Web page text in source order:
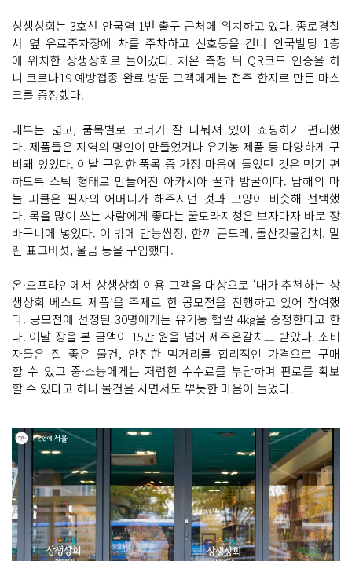
상생상회는 3호선 안국역 1번 출구 근처에 위치하고 있다. 종로경찰
서 옆 유료주차장에 차를 주차하고 신호등을 건너 안국빌딩 1층
에 위치한 상생상회로 들어갔다. 체온 측정 뒤 QR코드 인증을 하
니 코로나19 예방접종 완료 방문 고객에게는 전주 한지로 만든 마스
크를 증정했다.
내부는 넓고, 품목별로 코너가 잘 나눠져 있어 쇼핑하기 편리했
다. 제품들은 지역의 명인이 만들었거나 유기농 제품 등 다양하게 구
비돼 있었다. 이날 구입한 품목 중 가장 마음에 들었던 것은 먹기 편
하도록 스틱 형태로 만들어진 아카시아 꿀과 밤꿀이다. 남해의 마
늘 피클은 필자의 어머니가 해주시던 것과 모양이 비슷해 선택했
다. 목을 많이 쓰는 사람에게 좋다는 꿀도라지청은 보자마자 바로 장
바구니에 넣었다. 이 밖에 만능쌈장, 한끼 곤드레, 돌산갓물김치, 말
린 표고버섯, 울금 등을 구입했다.
온·오프라인에서 상생상회 이용 고객을 대상으로 ‘내가 추천하는 상
생상회 베스트 제품’을 주제로 한 공모전을 진행하고 있어 참여했
다. 공모전에 선정된 30명에게는 유기농 햅쌀 4kg을 증정한다고 한
다. 이날 장을 본 금액이 15만 원을 넘어 제주은갈치도 받았다. 소비
자들은 질 좋은 물건, 안전한 먹거리를 합리적인 가격으로 구매
할 수 있고 중·소농에게는 저렴한 수수료를 부담하며 판로를 확보
할 수 있다고 하니 물건을 사면서도 뿌듯한 마음이 들었다.